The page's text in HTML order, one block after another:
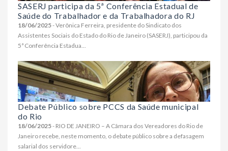
SASERJ participa da 5ª Conferência Estadual de
Saúde do Trabalhador e da Trabalhadora do RJ
18/06/2025- Verônica Ferreira, presidente do Sindicato dos
Assistentes Sociais do Estado do Rio de Janeiro (SASERJ), participou da
5ª Conferência Estadua...
Debate Público sobre PCCS da Saúde municipal
do Rio
18/06/2025- RIO DE JANEIRO – A Câmara dos Vereadores do Rio de
Janeiro recebe, neste momento, o debate público sobre a defasagem
salarial dos servidore...